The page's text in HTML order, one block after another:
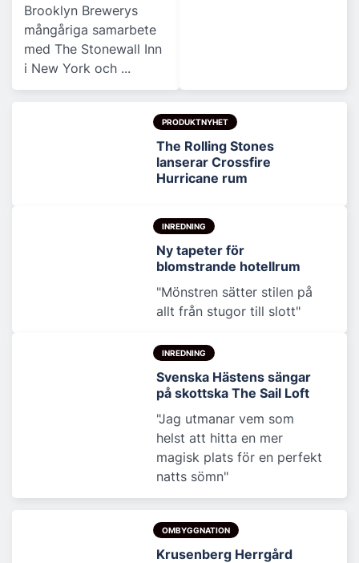
Brooklyn Brewerys
mångåriga samarbete
med The Stonewall Inn
i New York och ...
PRODUKTNYHET
The Rolling Stones
lanserar Crossfire
Hurricane rum
INREDNING
Ny tapeter för
blomstrande hotellrum
"Mönstren sätter stilen på
allt från stugor till slott"
INREDNING
Svenska Hästens sängar
på skottska The Sail Loft
"Jag utmanar vem som
helst att hitta en mer
magisk plats för en perfekt
natts sömn"
OMBYGGNATION
Krusenberg Herrgård